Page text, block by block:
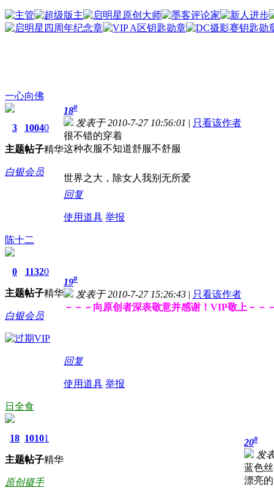
一心向佛
3
主题
1004
帖子
0
精华
白银会员
18#
发表于 2010-7-27 10:56:01 | 只看该作者
很不错的穿着
这种衣服不知道舒服不舒服
世界之大，除女人我别无所爱
回复
使用道具 举报
陈十二
0
主题
1132
帖子
0
精华
白银会员
19#
发表于 2010-7-27 15:26:43 | 只看该作者
－－－向原创者深表敬意并感谢！VIP敬上－－
回复
使用道具 举报
日全食
18
主题
1010
帖子
1
精华
原创摄手
20#
发
蓝色
漂亮